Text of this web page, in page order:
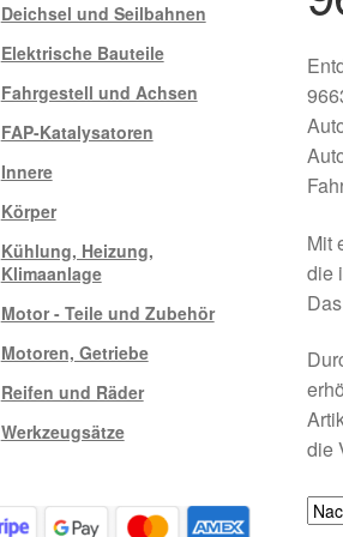
Mit
die
die
Deichsel und Seilbahnen
Elektrische Bauteile
Fahrgestell und Achsen
FAP-Katalysatoren
Innere
Körper
Kühlung, Heizung,
Klimaanlage
Motor - Teile und Zubehör
Motoren, Getriebe
Reifen und Räder
Werkzeugsätze